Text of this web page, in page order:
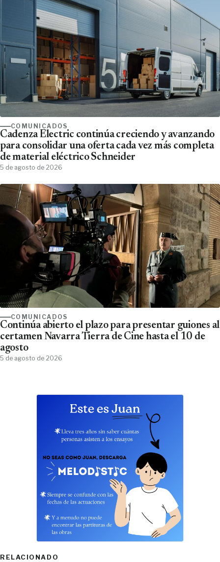
COMUNICADOS
Cadenza Electric continúa creciendo y avanzando
para consolidar una oferta cada vez más completa
de material eléctrico Schneider
5 de agosto de 2026
COMUNICADOS
Continúa abierto el plazo para presentar guiones al
certamen Navarra Tierra de Cine hasta el 10 de
agosto
5 de agosto de 2026
RELACIONADO